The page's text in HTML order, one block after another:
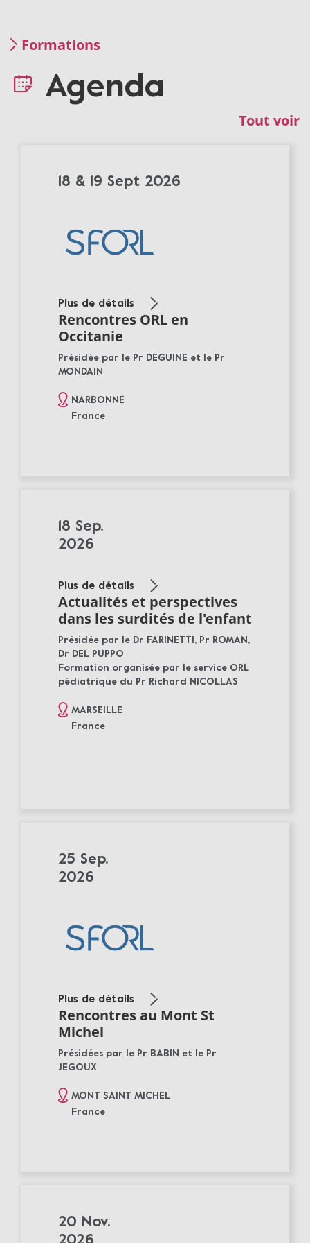
Formations
Agenda
Tout voir
18 & 19 Sept 2026
Plus de détails
Rencontres ORL en
Occitanie
Présidée par le Pr DEGUINE et le Pr
MONDAIN
NARBONNE
France
18 Sep.
2026
Plus de détails
Actualités et perspectives
dans les surdités de l'enfant
Présidée par le Dr FARINETTI, Pr ROMAN,
Dr DEL PUPPO
Formation organisée par le service ORL
pédiatrique du Pr Richard NICOLLAS
MARSEILLE
France
25 Sep.
2026
Plus de détails
Rencontres au Mont St
Michel
Présidées par le Pr BABIN et le Pr
JEGOUX
MONT SAINT MICHEL
France
20 Nov.
2026